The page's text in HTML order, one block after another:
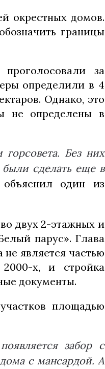
окрестных домов.
границы
за
определили в 4
Однако, это
не определены в
Без них
сделать еще в
один из
двух 2-этажных и
парус». Глава
не является частью
х, и стройка
документы.
площадью
забор с
с мансардой. А